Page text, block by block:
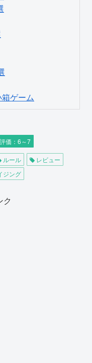
ゲーム
価：6～7
ルール
レビュー
ジング
ク